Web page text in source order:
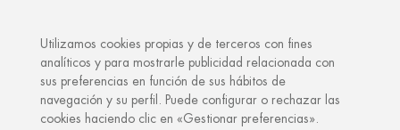
Shop Côte Basque Golf Swing
Utilizamos cookies propias y de terceros con fines
analíticos y para mostrarle publicidad relacionada con
sus preferencias en función de sus hábitos de
navegación y su perfil. Puede configurar o rechazar las
cookies haciendo clic en «Gestionar preferencias».